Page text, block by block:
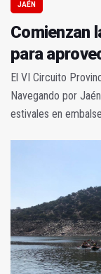
JAÉN
Comienzan
para
El VI Circuito
Navegando por
estivales en